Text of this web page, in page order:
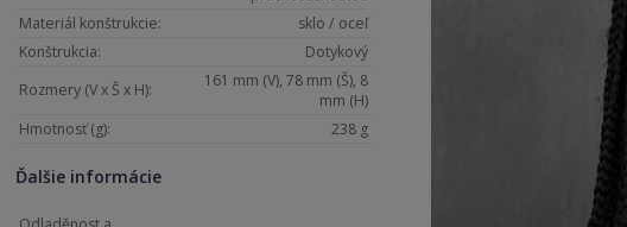
Materiál konštrukcie:
sklo / oceľ
Konštrukcia:
Dotykový
Rozmery (V x Š x H):
161 mm (V), 78 mm (Š), 8
mm (H)
Hmotnosť (g):
238 g
Ďalšie informácie